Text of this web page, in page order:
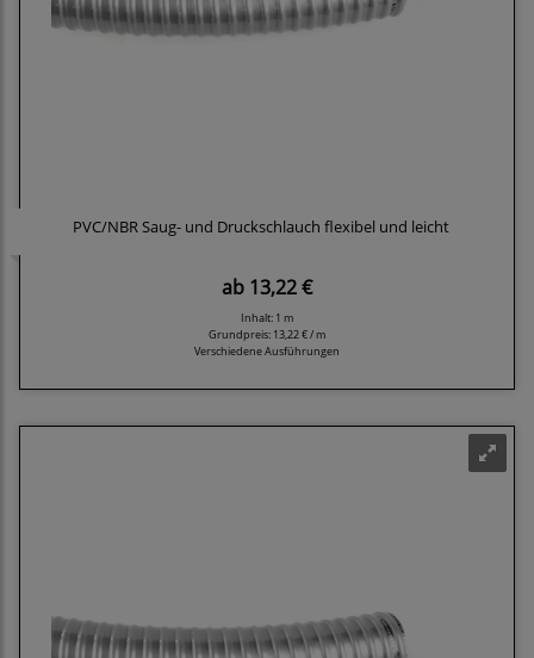
PVC/NBR Saug- und Druckschlauch flexibel und leicht
ab 13,22 €
Inhalt: 1 m
Grundpreis: 13,22 € / m
Verschiedene Ausführungen